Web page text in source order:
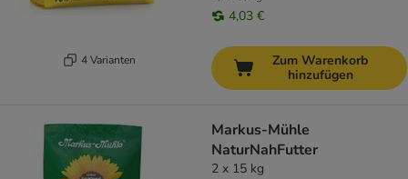
4 Varianten
4,03 €
Zum Warenkorb
hinzufügen
Markus-Mühle
NaturNahFutter
2 x 15 kg